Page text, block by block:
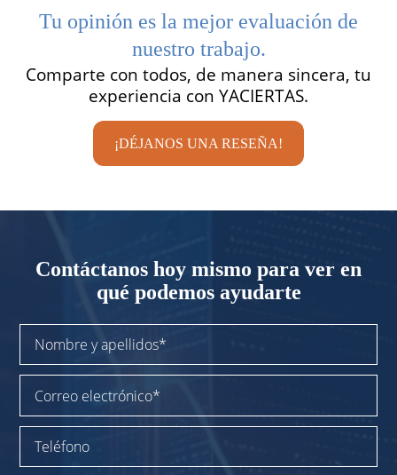
Tu opinión es la mejor evaluación de
nuestro trabajo.
Comparte con todos, de manera sincera, tu
experiencia con YACIERTAS.
¡DÉJANOS UNA RESEÑA!
Contáctanos hoy mismo para ver en
qué podemos ayudarte